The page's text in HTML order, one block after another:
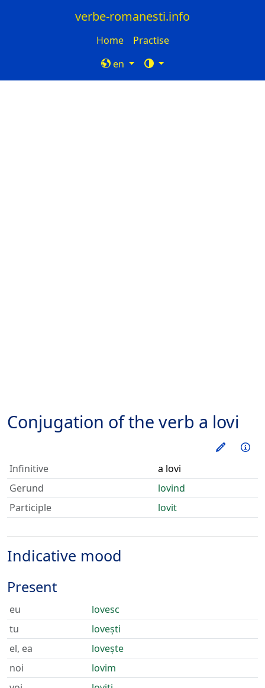
verbe-romanesti.info
Home
Practise
en
Conjugation of the verb a lovi
Train
Infinitive
a lovi
Gerund
lovind
Participle
lovit
Indicative mood
Present
eu
lovesc
tu
lovești
el, ea
lovește
noi
lovim